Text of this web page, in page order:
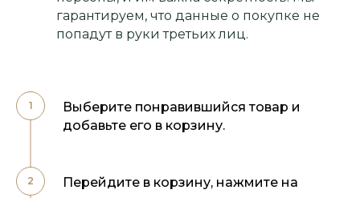
гарантируем, что данные о покупке не
попадут в руки третьих лиц.
Выберите понравившийся товар и
добавьте его в корзину.
Перейдите в корзину, нажмите на